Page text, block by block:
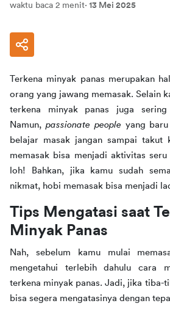
waktu baca 2 menit· 13 Mei 2025
Terkena minyak panas merupakan
orang yang jawang memasak. Selain
terkena minyak panas juga sering
Namun, passionate people yang
belajar masak jangan sampai takut
memasak bisa menjadi aktivitas seru
loh! Bahkan, jika kamu sudah
nikmat, hobi memasak bisa menjadi
Tips Mengatasi saat
Minyak Panas
Nah, sebelum kamu mulai
mengetahui terlebih dahulu cara
terkena minyak panas. Jadi, jika tiba-
bisa segera mengatasinya dengan